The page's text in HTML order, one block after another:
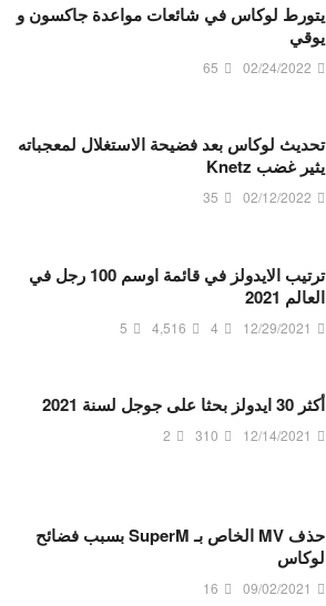
يتورط لوكاس في شائعات مواعدة جاكسون و
يوقي
02/24/2022
65
تحديث لوكاس بعد فضيحة الاستغلال لمعجباته
يثير غضب Knetz
02/12/2022
35
ترتيب الايدولز في قائمة اوسم 100 رجل في
العالم 2021
12/29/2021
4
4,516
5
أكثر 30 ايدولز بحثا على جوجل لسنة 2021
12/14/2021
310
2
حذف MV الخاص بـ SuperM بسبب فضائح
لوكاس
09/02/2021
16